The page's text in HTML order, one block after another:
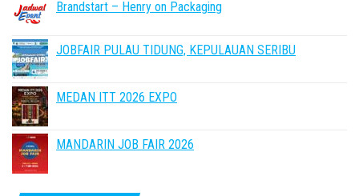
Brandstart – Henry on Packaging
JOBFAIR PULAU TIDUNG, KEPULAUAN SERIBU
MEDAN ITT 2026 EXPO
MANDARIN JOB FAIR 2026